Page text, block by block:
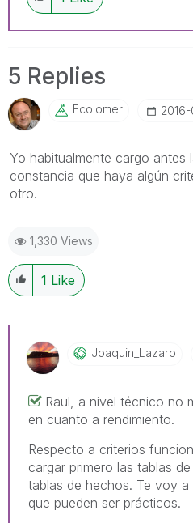
5 Replies
Ecolomer ‎2016-
Yo habitualmente cargo antes
constancia que haya algún
otro.
1,330 Views
1 Like
Joaquin_Lazaro
Raul, a nivel técnico no
en cuanto a rendimiento.
Respecto a criterios
cargar primero las tablas
tablas de hechos. Te voy
que pueden ser prácticos.